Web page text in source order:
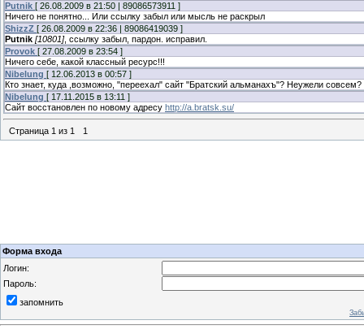
Putnik [ 26.08.2009 в 21:50 | 89086573911 ]
Ничего не понятно... Или ссылку забыл или мысль не раскрыл
ShizzZ [ 26.08.2009 в 22:36 | 89086419039 ]
Putnik [10801], ссылку забыл, пардон. исправил.
Provok [ 27.08.2009 в 23:54 ]
Ничего себе, какой классный ресурс!!!
Nibelung [ 12.06.2013 в 00:57 ]
Кто знает, куда ,возможно, "переехал" сайт "Братский альманахъ"? Неужели совсем?
Nibelung [ 17.11.2015 в 13:11 ]
Сайт восстановлен по новому адресу http://a.bratsk.su/
Страница 1 из 1 1
Форма входа
Логин:
Пароль:
запомнить